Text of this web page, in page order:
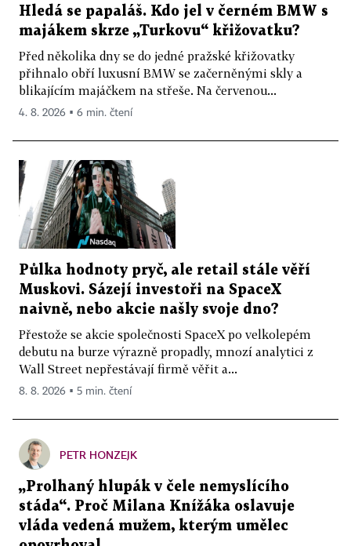
Hledá se papaláš. Kdo jel v černém BMW s
majákem skrze „Turkovu“ křižovatku?
Před několika dny se do jedné pražské křižovatky
přihnalo obří luxusní BMW se začerněnými skly a
blikajícím majáčkem na střeše. Na červenou...
4. 8. 2026 ▪ 6 min. čtení
Půlka hodnoty pryč, ale retail stále věří
Muskovi. Sázejí investoři na SpaceX
naivně, nebo akcie našly svoje dno?
Přestože se akcie společnosti SpaceX po velkolepém
debutu na burze výrazně propadly, mnozí analytici z
Wall Street nepřestávají firmě věřit a...
8. 8. 2026 ▪ 5 min. čtení
PETR HONZEJK
„Prolhaný hlupák v čele nemyslícího
stáda“. Proč Milana Knížáka oslavuje
vláda vedená mužem, kterým umělec